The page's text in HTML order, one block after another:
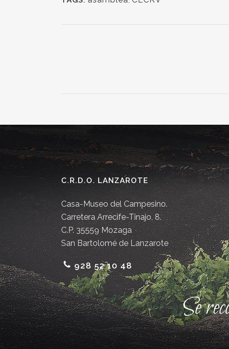
C.R.D.O. LANZAROTE
Casa-Museo del Campesino.
Carretera Arrecife-Tinajo, 8.
C.P. 35559 Mozaga
San Bartolomé de Lanzarote
928 52 10 48
Se